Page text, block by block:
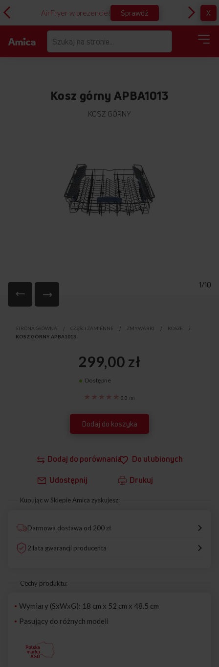
AirFryer w prezencie! Sprawdź X
Kosz górny APBA1013
KOSZ GÓRNY
1/10
początek
STRONA GŁÓWNA CZĘŚCI ZAMIENNE ZMYWARKI
KOSZE
KOSZ GÓRNY APBA1013
Dodaj do porównania Do ulubionych
Udostępnij Drukuj
0.0 (0)
299,00 zł
Dostępne
Dodaj do koszyka
Kupując w Sklepie Amica zyskujesz:
Darmowa dostawa od 200 zł
2 lata gwarancji producenta
Cechy produktu:
Wymiary (SxWxG): 18 cm x 52 cm x 48.5 cm
Pasujący do różnych modeli